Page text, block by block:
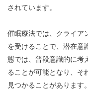
されています。
催眠療法では、クライア
を受けることで、潜在意
態では、普段意識的に考
ることが可能となり、そ
見つかることがありま